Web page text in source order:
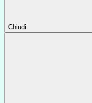
Chiudi